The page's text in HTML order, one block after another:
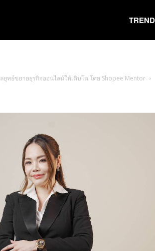
TREND
ทธ์ขยายธุรกิจออนไลน์ให้เติบโต โดย Shopee Mentor